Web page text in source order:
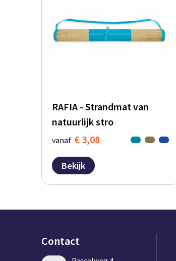
RAFIA - Strandmat van
natuurlijk stro
vanaf € 3,08
Bekijk
Contact